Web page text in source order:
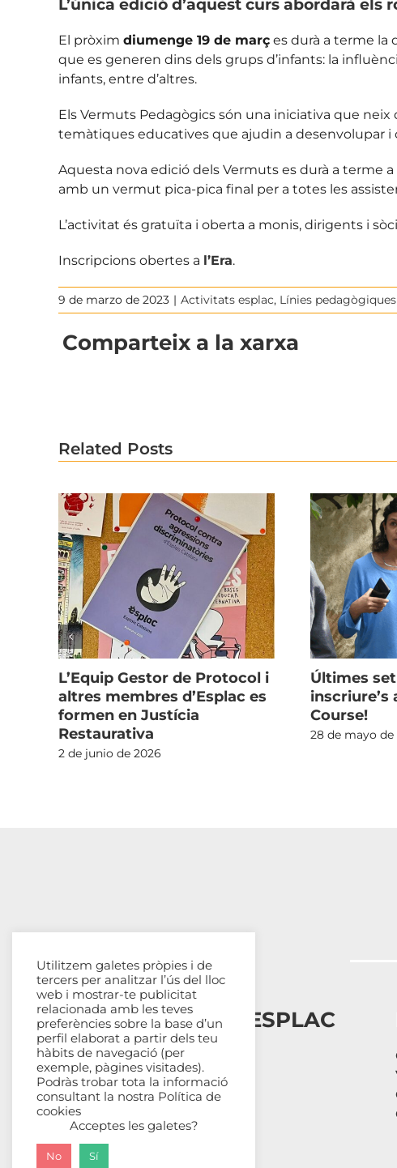
L’única edició d’aquest curs abordarà
El pròxim diumenge 19 de març es durà a terme la
que es generen dins dels grups d’infants: la
infants, entre d’altres.
Els Vermuts Pedagògics són una iniciativa que neix
temàtiques educatives que ajudin a desenvolupar
Aquesta nova edició dels Vermuts es durà a terme a
amb un vermut pica-pica final per a totes les
L’activitat és gratuïta i oberta a monis, dirigents i
Inscripcions obertes a l’Era.
9 de marzo de 2023 | Activitats esplac, Línies pedagògiques
Comparteix a la xarxa
Related Posts
L’Equip Gestor de Protocol i
altres membres d’Esplac es
formen en Justícia
Restaurativa
2 de junio de 2026
Últimes
inscriure’s
Course!
28 de mayo de
Esplais Catalans, ESPLAC
Qui som
Com ens organitzem
Transparència
Fes-te sòcia
Utilitzem galetes pròpies i de
tercers per analitzar l’ús del lloc
web i mostrar-te publicitat
relacionada amb les teves
preferències sobre la base d’un
perfil elaborat a partir dels teu
hàbits de navegació (per
exemple, pàgines visitades).
Podràs trobar tota la informació
consultant la nostra Política de
cookies
Acceptes les galetes?
No Sí